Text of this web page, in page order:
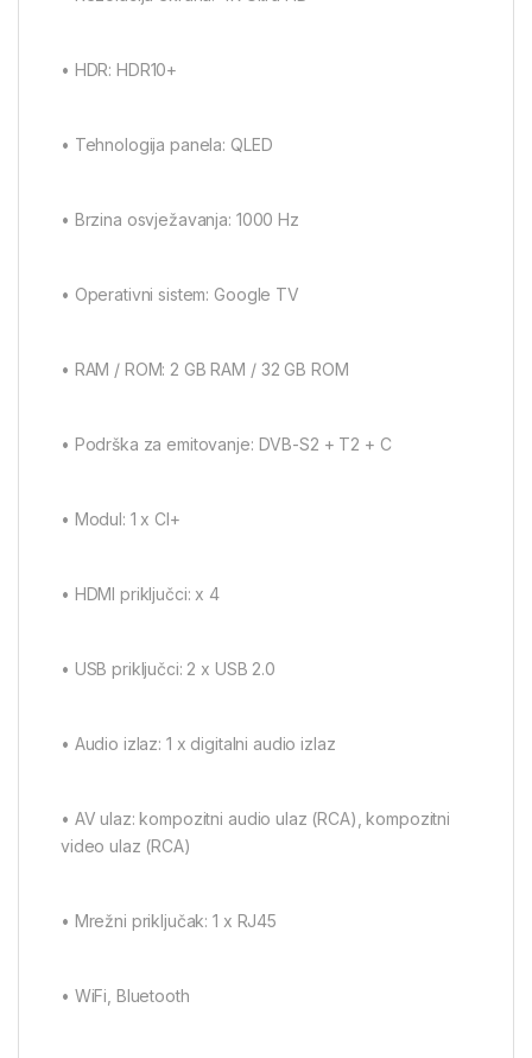
• HDR: HDR10+
• Tehnologija panela: QLED
• Brzina osvježavanja: 1000 Hz
• Operativni sistem: Google TV
• RAM / ROM: 2 GB RAM / 32 GB ROM
• Podrška za emitovanje: DVB-S2 + T2 + C
• Modul: 1 x CI+
• HDMI priključci: x 4
• USB priključci: 2 x USB 2.0
• Audio izlaz: 1 x digitalni audio izlaz
• AV ulaz: kompozitni audio ulaz (RCA), kompozitni
video ulaz (RCA)
• Mrežni priključak: 1 x RJ45
• WiFi, Bluetooth